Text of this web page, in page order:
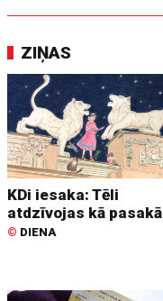
ZIŅAS
KDi iesaka: Tēli
atdzīvojas kā pasakā
© DIENA